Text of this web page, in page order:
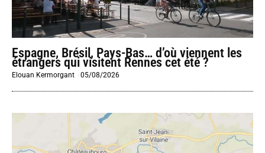
Espagne, Brésil, Pays-Bas… d’où viennent les
étrangers qui visitent Rennes cet été ?
Elouan Kermorgant -05/08/2026